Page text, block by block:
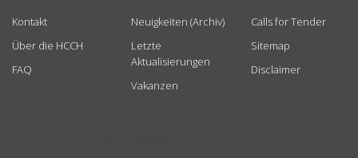
Kontakt
Über die HCCH
FAQ
Neuigkeiten (Archiv)
Letzte
Aktualisierungen
Vakanzen
Calls for Tender
Sitemap
Disclaimer